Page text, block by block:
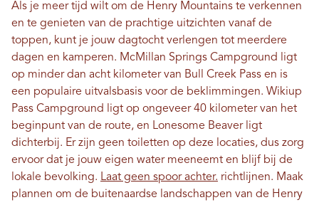
Als je meer tijd wilt om de Henry Mountains te verkennen
en te genieten van de prachtige uitzichten vanaf de
toppen, kunt je jouw dagtocht verlengen tot meerdere
dagen en kamperen. McMillan Springs Campground ligt
op minder dan acht kilometer van Bull Creek Pass en is
een populaire uitvalsbasis voor de beklimmingen. Wikiup
Pass Campground ligt op ongeveer 40 kilometer van het
beginpunt van de route, en Lonesome Beaver ligt
dichterbij. Er zijn geen toiletten op deze locaties, dus zorg
ervoor dat je jouw eigen water meeneemt en blijf bij de
lokale bevolking. Laat geen spoor achter. richtlijnen. Maak
plannen om de buitenaardse landschappen van de Henry